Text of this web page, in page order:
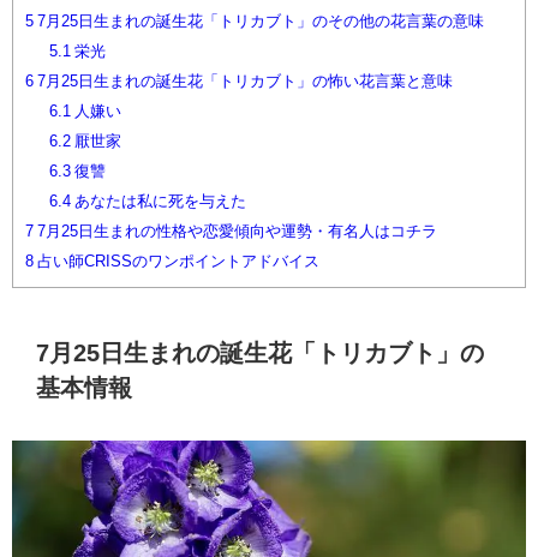
5 7月25日生まれの誕生花「トリカブト」のその他の花言葉の意味
5.1 栄光
6 7月25日生まれの誕生花「トリカブト」の怖い花言葉と意味
6.1
人嫌い
6.2厭世家
6.3復讐
6.4あなたは私に死を与えた
7 7月25日生まれの性格や恋愛傾向や運勢・有名人はコチラ
8 占い師CRISSのワンポイントアドバイス
7月25日生まれの誕生花「トリカブト」の
基本情報